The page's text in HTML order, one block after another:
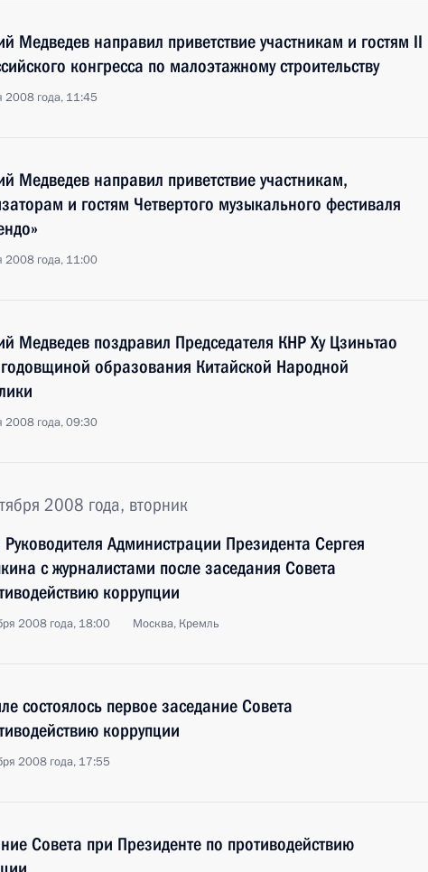
Медведев направил приветствие участникам и гостям II
конгресса по малоэтажному строительству
2008 года, 11:45
Медведев направил приветствие участникам,
и гостям Четвертого музыкального фестиваля
2008 года, 11:00
Медведев поздравил Председателя КНР Ху Цзиньтао
образования Китайской Народной
2008 года, 09:30
2008 года, вторник
Руководителя Администрации Президента Сергея
с журналистами после заседания Совета
коррупции
2008 года, 18:00 Москва, Кремль
состоялось первое заседание Совета
коррупции
2008 года, 17:55
Совета при Президенте по противодействию